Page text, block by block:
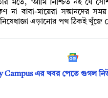
মতে, 'আমি নিশ্চিত নই যে
বাবা-মায়েরা সন্তানদের সময়
এড়ানোর পথ ঠিকই খুঁজে
Campus এর খবর পেতে গুগল